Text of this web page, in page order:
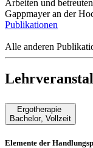
Arbeiten und
Gappmayer an der
Publikationen
Alle anderen
Ergotherapie
Bachelor, Vollzeit
Elemente der